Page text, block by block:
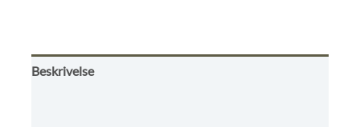
Beskrivelse